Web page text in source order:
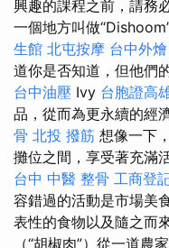
興趣的課程之前，請務
一個地方叫做
生館 北屯按摩 台中外燴
道你是否知道，但他們
台中油壓 Ivy 台胞證高
品，從而為更永續的經
骨 北投 撥筋 想像一下
攤位之間，享受著充滿
台中 中醫 整骨 工商登
容錯過的活動是市場美
表性的食物以及隨之而
（“胡椒肉”）從一道農